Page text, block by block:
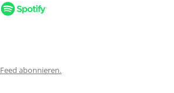
abonnieren.